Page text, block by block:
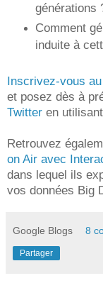
générations
Comment
induite à
Inscrivez-vous
et posez dès à
Twitter en
Retrouvez
on Air avec
dans lequel ils
vos données Big
Google Blogs 8
Partager